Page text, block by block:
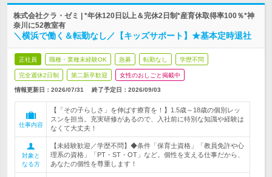
株式会社クラ・ゼミ | *年休120日以上＆完休2日制*産育休取得率100％*神
奈川に52教室有
＼横浜で働く＆転勤なし／【キッズサポート】★基本定時退社
正社員 職種・業種未経験OK 急募 転勤なし 学歴不問
完全週休2日制 第二新卒歓迎 女性のおしごと掲載中
情報更新日：2026/07/31 終了予定日： 2026/09/03
仕事内容
【「その子らしさ」を伸ばす療育を！】1.5歳～18歳の個別レッ
スンを担当。充実研修があるので、入社前に特別な知識や経験は
なくて大丈夫！
対象と
なる方
【未経験歓迎／学歴不問】◆条件「保育士資格」「教員免許や心
理系の資格」「PT・ST・OT」など。個性を支える仕事だから、
あなたの個性を尊重します！